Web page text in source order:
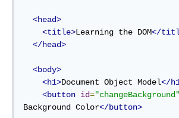
<head>
<title>Learning the DOM</
</head>
<body>
<h1>Document Object Model</
<button id="changeBackground"
Background Color</button>